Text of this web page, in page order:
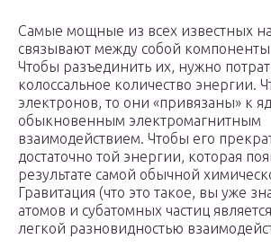
Самые мощные из всех известных
связывают между собой компоненты
Чтобы разъединить их, нужно
колоссальное количество энергии.
электронов, то они «привязаны» к
обыкновенным электромагнитным
взаимодействием. Чтобы его
достаточно той энергии, которая
результате самой обычной
Гравитация (что это такое, вы уже
атомов и субатомных частиц
легкой разновидностью